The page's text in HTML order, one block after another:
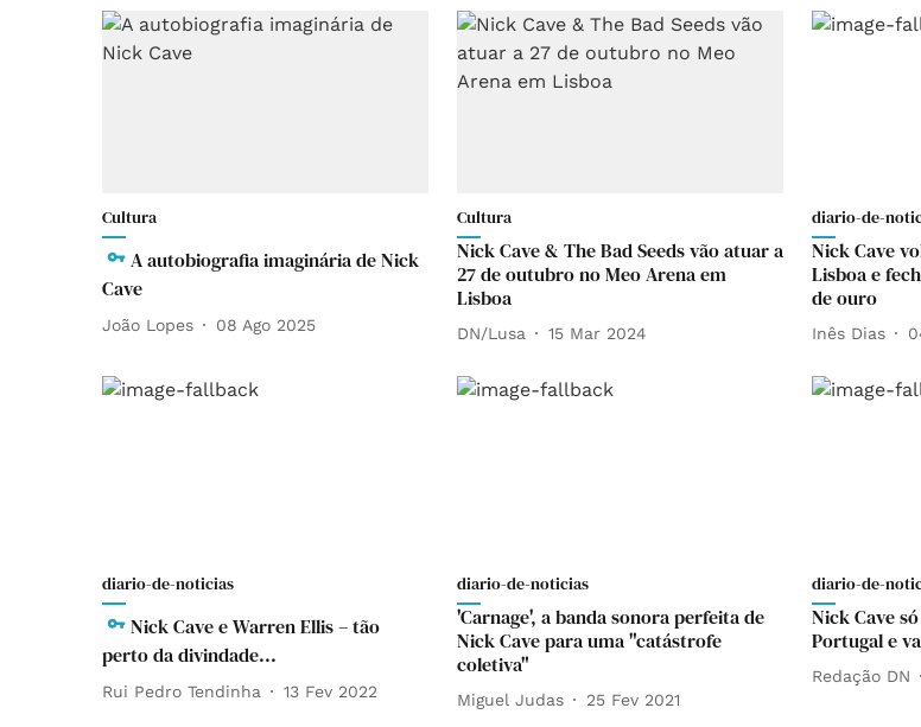
Cultura
A autobiografia imaginária de Nick
Cave
João Lopes 08 Ago 2025
Cultura
Nick Cave & The Bad Seeds vão atuar a
27 de outubro no Meo Arena em
Lisboa
DN/Lusa 15 Mar 2024
diario-de-
Nick Cave
Lisboa e
de ouro
Inês Dias
diario-de-noticias
Nick Cave e Warren Ellis – tão
perto da divindade...
Rui Pedro Tendinha 13 Fev 2022
diario-de-noticias
'Carnage', a banda sonora perfeita de
Nick Cave para uma "catástrofe
coletiva"
Miguel Judas 25 Fev 2021
diario-de-
Nick Cave
Portugal e
Redação DN